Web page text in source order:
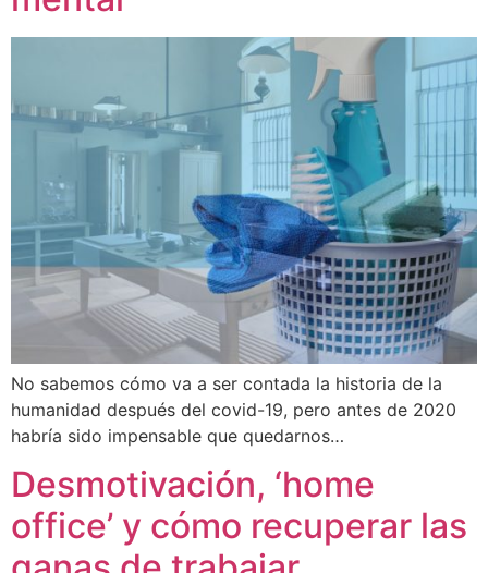
No sabemos cómo va a ser contada la historia de la
humanidad después del covid-19, pero antes de 2020
habría sido impensable que quedarnos…
Desmotivación, ‘home
office’ y cómo recuperar las